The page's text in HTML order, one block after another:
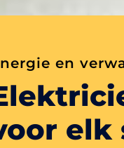
en
elk